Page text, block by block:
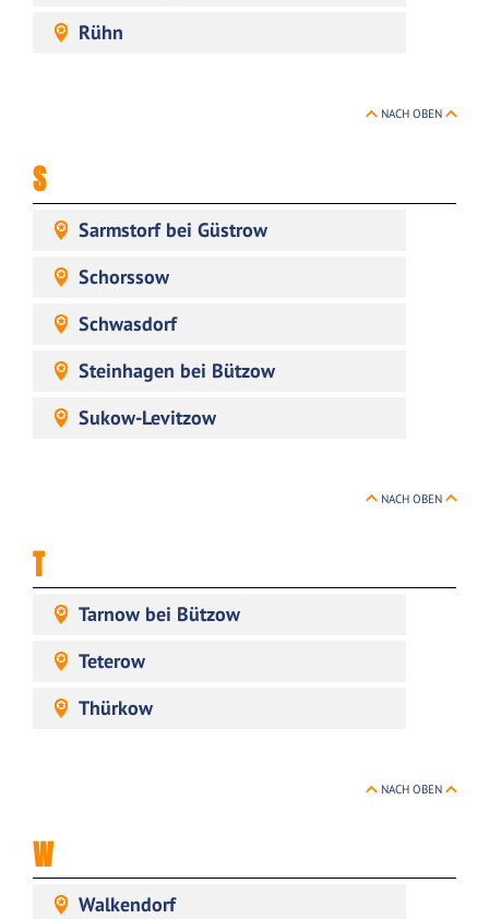
Rühn
NACH OBEN
S
Sarmstorf bei Güstrow
Schorssow
Schwasdorf
Steinhagen bei Bützow
Sukow-Levitzow
NACH OBEN
T
Tarnow bei Bützow
Teterow
Thürkow
NACH OBEN
W
Walkendorf